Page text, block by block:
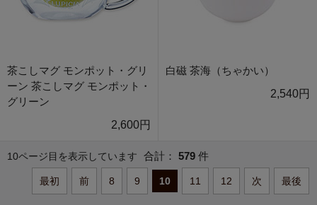
茶こしマグ モンポット・グリ
ーン 茶こしマグ モンポット・
グリーン
2,600円
白磁 茶海（ちゃかい）
2,540円
10ページ目を表示しています 合計： 579 件
最初 前 8 9 10 11 12 次 最後